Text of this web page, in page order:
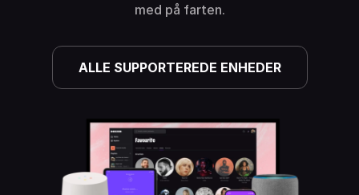
med på farten.
ALLE SUPPORTEREDE ENHEDER